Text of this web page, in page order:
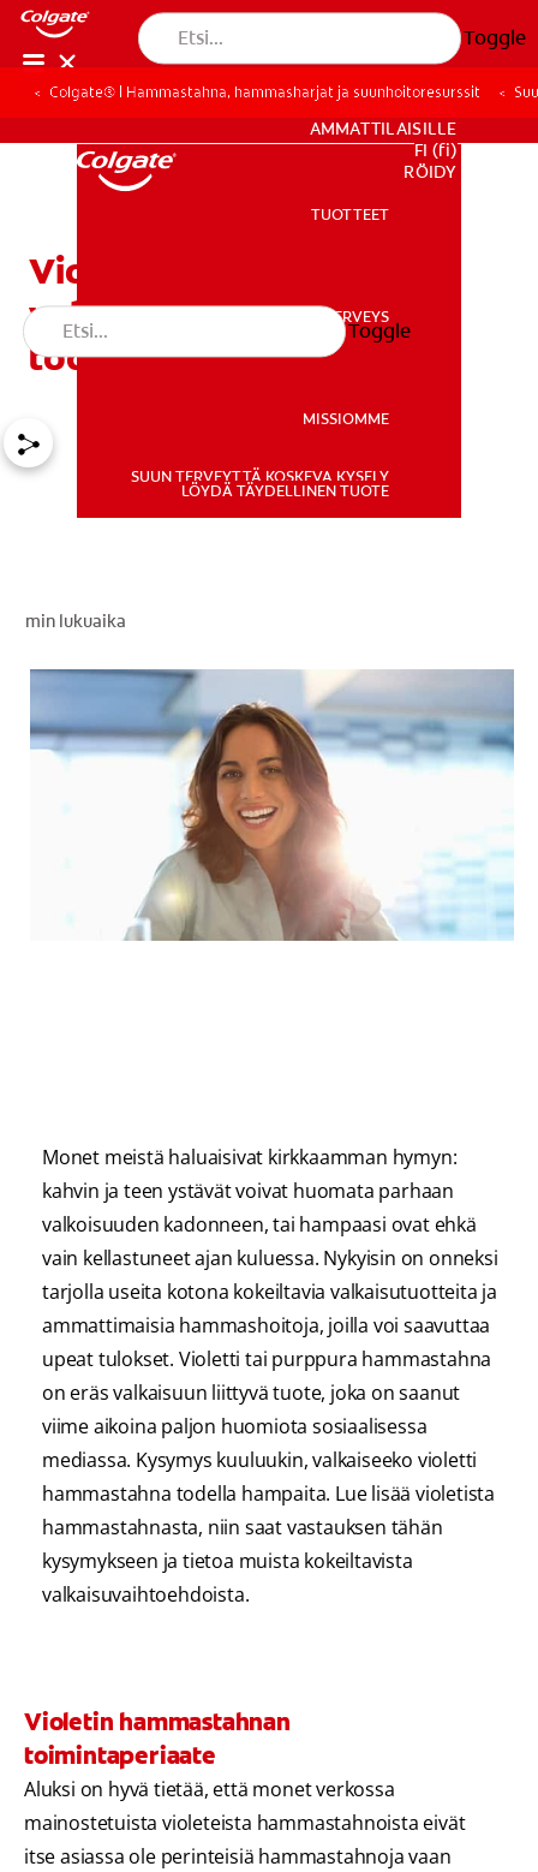
Toggle
SUUN TERVEYS
AMMATTILAISILLE
REKISTERÖIDY
KULUTTAJILLE
AMMATTILAISILLE
FI (fi)
REKISTERÖIDY
TUOTTEET
SUUN TERVEYS
MISSIOMME
SUUN TERVEYTTÄ KOSKEVA KYSELY
LÖYDÄ TÄYDELLINEN TUOTE
Toggle
Colgate® | Hammastahna, hammasharjat ja suunhoitoresurssit
Violetti hammastahna:
valkaiseeko se hampaat
todella?
min lukuaika
Monet meistä haluaisivat kirkkaamman hymyn:
kahvin ja teen ystävät voivat huomata parhaan
valkoisuuden kadonneen, tai hampaasi ovat ehkä
vain kellastuneet ajan kuluessa. Nykyisin on onneksi
tarjolla useita kotona kokeiltavia valkaisutuotteita ja
ammattimaisia hammashoitoja, joilla voi saavuttaa
upeat tulokset. Violetti tai purppura hammastahna
on eräs valkaisuun liittyvä tuote, joka on saanut
viime aikoina paljon huomiota sosiaalisessa
mediassa. Kysymys kuuluukin, valkaiseeko violetti
hammastahna todella hampaita. Lue lisää violetista
hammastahnasta, niin saat vastauksen tähän
kysymykseen ja tietoa muista kokeiltavista
valkaisuvaihtoehdoista.
Violetin hammastahnan
toimintaperiaate
Aluksi on hyvä tietää, että monet verkossa
mainostetuista violeteista hammastahnoista eivät
itse asiassa ole perinteisiä hammastahnoja vaan